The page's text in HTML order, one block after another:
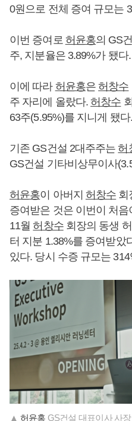
0원으로 전체 증여 규모는
이번 증여로 허윤홍의 GS
주, 지분율은 3.89%가 됐다.
이에 따라 허윤홍은허창수
주 자리에 올랐다.허창수
63주(5.95%)를 지니게 됐다.
기존 GS건설 2대주주는허
GS건설 기타비상무이사
허윤홍이 아버지 허창수 회
증여받은 것은 이번이 처음
11월허창수회장의 동생
터 지분 1.38%를 증여받았
있다. 당시 수증 규모는
▲ 허윤홍 GS건설 대표이사 사